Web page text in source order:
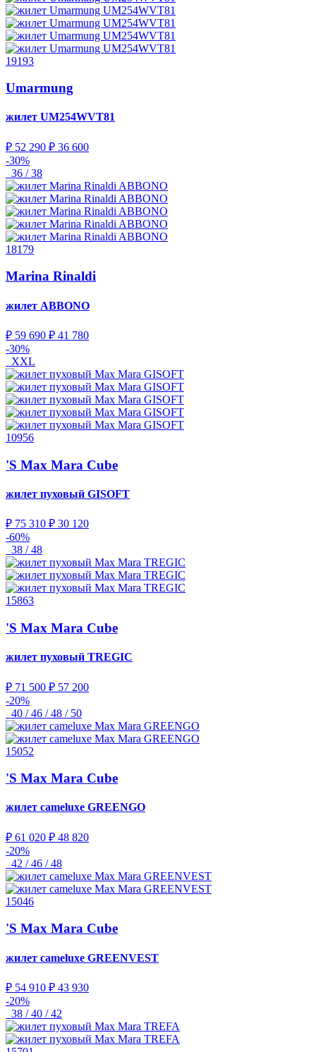
19193
Umarmung
жилет UM254WVT81
₽ 52 290 ₽ 36 600
-30%
36 / 38
18179
Marina Rinaldi
жилет ABBONO
₽ 59 690 ₽ 41 780
-30%
XXL
10956
'S Max Mara Cube
жилет пуховый GISOFT
₽ 75 310 ₽ 30 120
-60%
38 / 48
15863
'S Max Mara Cube
жилет пуховый TREGIC
₽ 71 500 ₽ 57 200
-20%
40 / 46 / 48 / 50
15052
'S Max Mara Cube
жилет cameluxe GREENGO
₽ 61 020 ₽ 48 820
-20%
42 / 46 / 48
15046
'S Max Mara Cube
жилет cameluxe GREENVEST
₽ 54 910 ₽ 43 930
-20%
38 / 40 / 42